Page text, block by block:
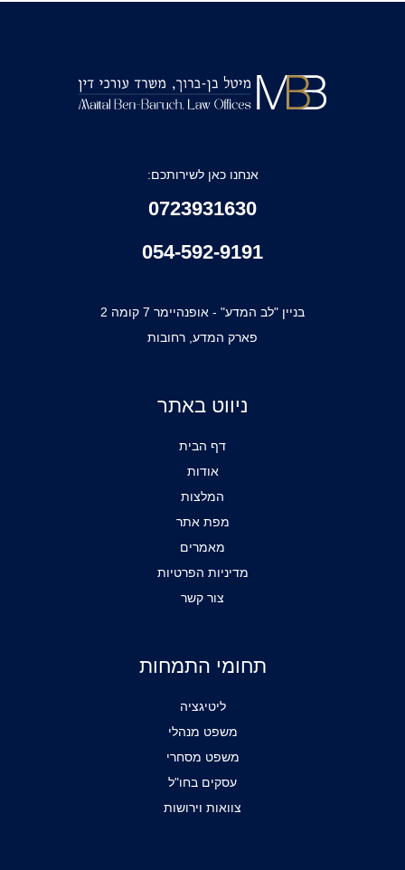
אנחנו כאן לשירותכם:
0723931630
054-592-9191
בניין "לב המדע" - אופנהיימר 7 קומה 2
פארק המדע, רחובות
ניווט באתר
דף הבית
אודות
המלצות
מפת אתר
מאמרים
מדיניות הפרטיות
צור קשר
תחומי התמחות
ליטיגציה
משפט מנהלי
משפט מסחרי
עסקים בחו"ל
צוואות וירושות